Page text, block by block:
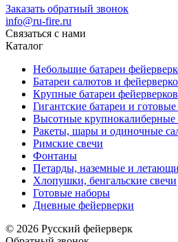
Заказать обратный звонок
info@ru-fire.ru
Связаться с нами
Каталог
Небольшие батареи
Батареи салютов и
Крупные батареи фейерверков
Гигантские батареи и
Высотные
Ракеты, шары и одиночные
Римские свечи
Фонтаны
Петарды, наземные и
Хлопушки, бенгальские свечи
Готовые наборы
Дневные фейерверки
© 2026 Русский фейерверк